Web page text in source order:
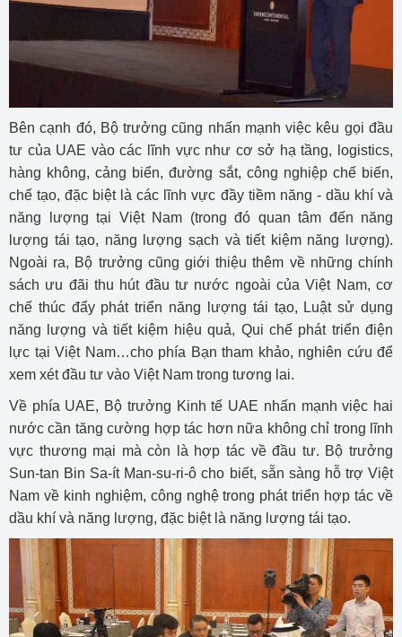
Bên cạnh đó, Bộ trưởng cũng nhấn mạnh việc kêu gọi đầu
tư của UAE vào các lĩnh vực như cơ sở hạ tầng, logistics,
hàng không, cảng biển, đường sắt, công nghiệp chế biến,
chế tạo, đặc biệt là các lĩnh vực đầy tiềm năng - dầu khí và
năng lượng tại Việt Nam (trong đó quan tâm đến năng
lượng tái tạo, năng lượng sạch và tiết kiệm năng lượng).
Ngoài ra, Bộ trưởng cũng giới thiệu thêm về những chính
sách ưu đãi thu hút đầu tư nước ngoài của Việt Nam, cơ
chế thúc đẩy phát triển năng lượng tái tạo, Luật sử dụng
năng lượng và tiết kiệm hiệu quả, Qui chế phát triển điện
lực tại Việt Nam…cho phía Bạn tham khảo, nghiên cứu để
xem xét đầu tư vào Việt Nam trong tương lai.
Về phía UAE, Bộ trưởng Kinh tế UAE nhấn mạnh việc hai
nước cần tăng cường hợp tác hơn nữa không chỉ trong lĩnh
vực thương mại mà còn là hợp tác về đầu tư. Bộ trưởng
Sun-tan Bin Sa-ít Man-su-ri-ô cho biết, sẵn sàng hỗ trợ Việt
Nam về kinh nghiệm, công nghệ trong phát triển hợp tác về
dầu khí và năng lượng, đặc biệt là năng lượng tái tạo.